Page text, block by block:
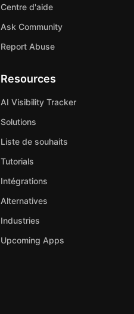
Centre d'aide
Ask Community
Report Abuse
Resources
AI Visibility Tracker
Solutions
Liste de souhaits
Tutorials
Intégrations
Alternatives
Industries
Upcoming Apps